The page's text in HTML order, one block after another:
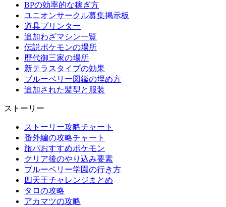
BPの効率的な稼ぎ方
ユニオンサークル募集掲示板
道具プリンター
追加わざマシン一覧
伝説ポケモンの場所
歴代御三家の場所
新テラスタイプの効果
ブルーベリー図鑑の埋め方
追加された髪型と服装
ストーリー
ストーリー攻略チャート
番外編の攻略チャート
旅パおすすめポケモン
クリア後のやり込み要素
ブルーベリー学園の行き方
四天王チャレンジまとめ
タロの攻略
アカマツの攻略